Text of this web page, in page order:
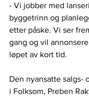
- Vi jobber med
byggetrinn og
etter påske. Vi ser
gang og vil
løpet av kort tid.
Den nyansatte salgs-
i Folksom, Preben